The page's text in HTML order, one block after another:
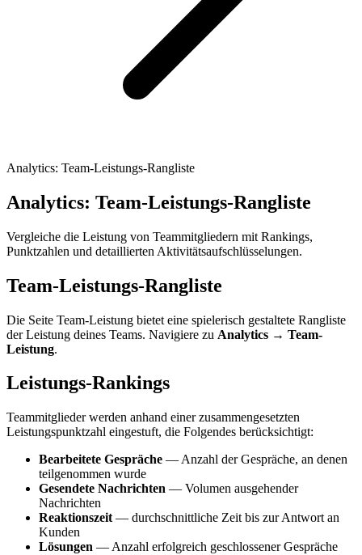
Analytics: Team-Leistungs-Rangliste
Analytics: Team-Leistungs-Rangliste
Vergleiche die Leistung von Teammitgliedern mit Rankings,
Punktzahlen und detaillierten Aktivitätsaufschlüsselungen.
Team-Leistungs-Rangliste
Die Seite Team-Leistung bietet eine spielerisch gestaltete Rangliste
der Leistung deines Teams. Navigiere zu Analytics → Team-
Leistung.
Leistungs-Rankings
Teammitglieder werden anhand einer zusammengesetzten
Leistungspunktzahl eingestuft, die Folgendes berücksichtigt:
Bearbeitete Gespräche — Anzahl der Gespräche, an denen
teilgenommen wurde
Gesendete Nachrichten — Volumen ausgehender
Nachrichten
Reaktionszeit — durchschnittliche Zeit bis zur Antwort an
Kunden
Lösungen — Anzahl erfolgreich geschlossener Gespräche